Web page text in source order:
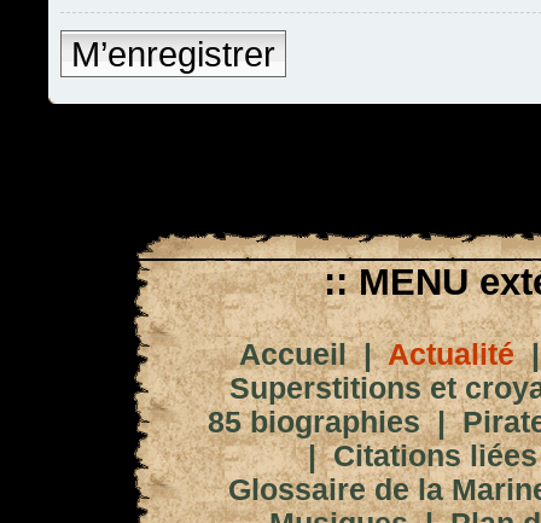
M’enregistrer
:: MENU
Accueil|Actualité
Superstitions et
85 biographies|
|Citations
Glossaire de la